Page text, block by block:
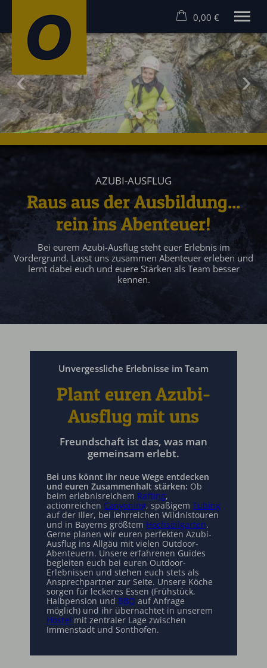
MEHR ERLEBEN! RAFTING UND CANYONING IM ALLGÄU
Rafting Allgäu
Canyoning Allgäu
Hostel
Angebote
Gruppen
Gutscheine
0,00 €
×
Warenkorb ist leer
AZUBI-AUSFLUG
Raus aus der Ausbildung...
rein ins Abenteuer!
Bei eurem Azubi-Ausflug steht euer Erlebnis im
Vordergrund. Lasst uns zusammen Abenteuer erleben und
lernt dabei euch und euere Stärken als Team besser
kennen.
Unvergessliche Erlebnisse im Team
Plant euren Azubi-
Ausflug mit uns
Freundschaft ist das, was man
gemeinsam erlebt.
Bei uns könnt ihr neue Wege entdecken
und euren Zusammenhalt stärken: Ob
beim erlebnisreichem Rafting,
actionreichen Canyoning, spaßigem Tubing
auf der Iller, bei lehrreichen Wildnistouren
und in Bayerns größtem Hochseilgarten.
Gerne planen wir euren perfekten Azubi-
Ausflug ins Allgäu mit vielen Outdoor-
Abenteuern. Unsere erfahrenen Guides
begleiten euch bei euren Outdoor-
Erlebnissen und stehen euch stets als
Ansprechpartner zur Seite. Unsere Köche
sorgen für leckeres Essen (Frühstück,
Halbpension und BBQ auf Anfrage
möglich) und ihr übernachtet in unserem
Hostel mit zentraler Lage zwischen
Immenstadt und Sonthofen.